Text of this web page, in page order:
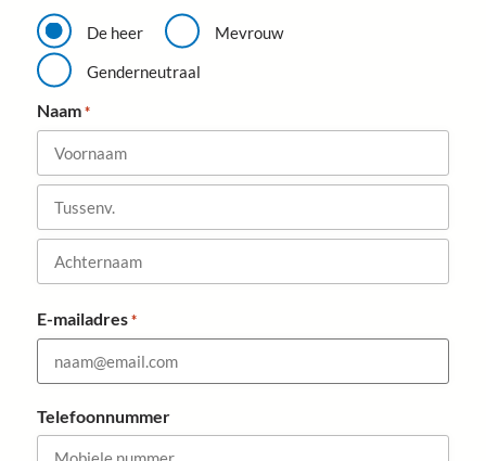
A
a
n
h
e
f
*
De heer
Mevrouw
Genderneutraal
Naam *
r
a
n
v
c
t
e
r
E-mailadres *
Telefoonnummer